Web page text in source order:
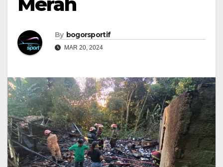
By bogorsportif
MAR 20, 2024